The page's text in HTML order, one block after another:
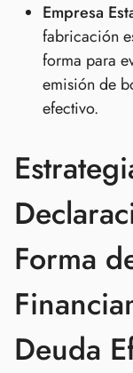
Empresa
fabricación
forma para
emisión de
efectivo.
Forma
Deuda